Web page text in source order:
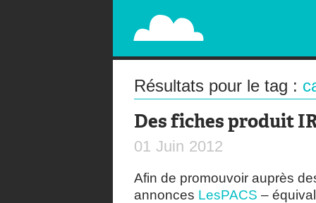
PAPERPLANE
STREET, AMBIENT, GUÉRILLA MARKETING
Résultats pour le tag :
Des fiches produit
01 Juin 2012
Afin de promouvoir auprès
annonces LesPACS –